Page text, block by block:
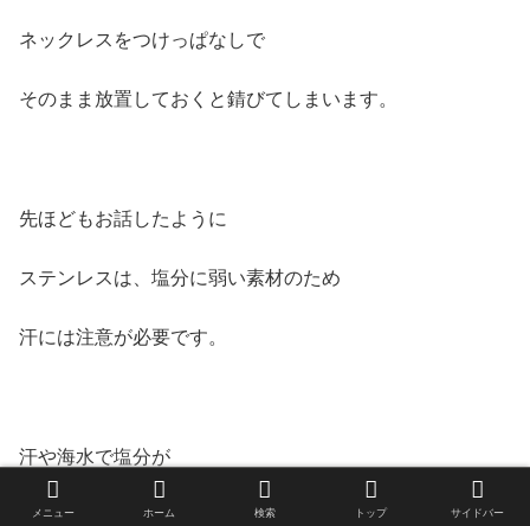
ネックレスをつけっぱなしで
そのまま放置しておくと錆びてしまいます。
先ほどもお話したように
ステンレスは、塩分に弱い素材のため
汗には注意が必要です。
汗や海水で塩分が
ネックレスに付いてしまった場合は放置せず
メニュー ホーム 検索 トップ サイドバー